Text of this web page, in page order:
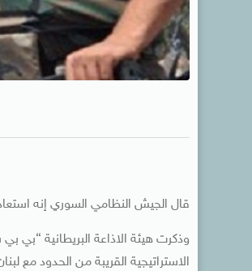
قال الجيش النظامي السوري إنه
وذكرت هيئة الاذاعة البريطانية
الاستراتيجية القريبة من الحدود مع